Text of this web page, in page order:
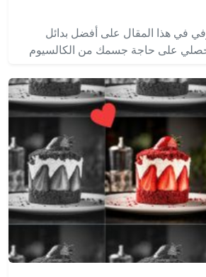
في هذا المقال على أفضل بدائل
تحصلي على حاجة جسمك من الكالسيوم